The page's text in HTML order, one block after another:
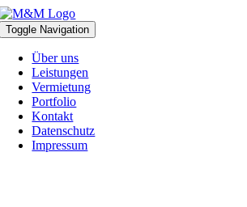
Zum
Inhalt
springen
Toggle Navigation
Über uns
Leistungen
Vermietung
Portfolio
Kontakt
Datenschutz
Impressum